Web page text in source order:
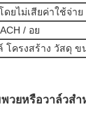
ดยไม่เสียค่าใช้จ่าย
/ อย
ครงสร้าง วัสดุ ข
วยหรือวาล์วสำ